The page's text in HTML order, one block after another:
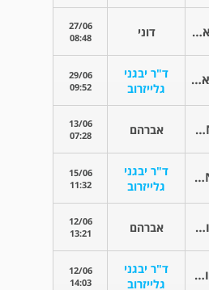
תופעת לואי אחרי BCG דוני
27/06
08:48
תופעת לואי אחרי BCG
ד"ר יבגני
גלייזרוב
29/06
09:52
התרופה JARDIANCE אברהם
13/06
07:28
התרופה JARDIANCE
ד"ר יבגני
גלייזרוב
15/06
11:32
בדיקת ציטולוגיה אברהם
12/06
13:21
בדיקת ציטולוגיה
ד"ר יבגני
גלייזרוב
12/06
14:03